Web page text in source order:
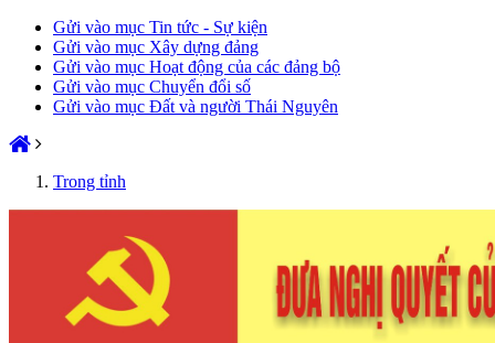
Gửi vào mục Tin tức - Sự kiện
Gửi vào mục Xây dựng đảng
Gửi vào mục Hoạt động của các đảng bộ
Gửi vào mục Chuyển đổi số
Gửi vào mục Đất và người Thái Nguyên
Trong tỉnh